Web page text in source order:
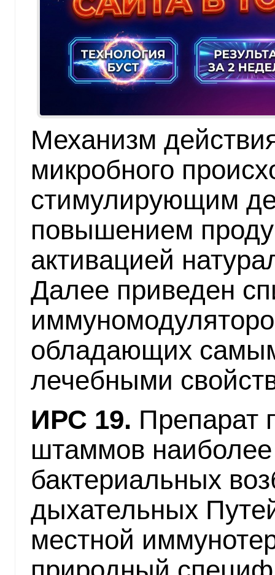
Механизм
микробного
стимулирующим
повышением
активацией
Далее приведен
обладающих
лечебными
ИРС 19. Препарат
штаммов
бактериальных
дыхательных
местной